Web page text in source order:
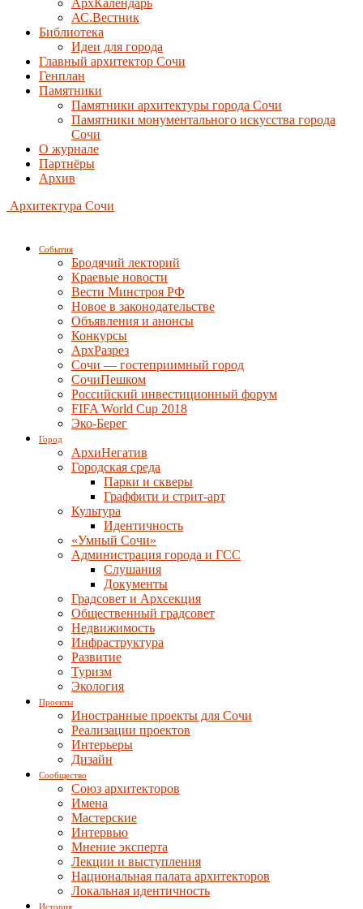
АрхКалендарь
АС.Вестник
Библиотека
Идеи для города
Главный архитектор Сочи
Генплан
Памятники
Памятники архитектуры города Сочи
Памятники монументального искусства города
Сочи
О журнале
Партнёры
Архив
Архитектура Сочи
События
Бродячий лекторий
Краевые новости
Вести Минстроя РФ
Новое в законодательстве
Объявления и анонсы
Конкурсы
АрхРазрез
Сочи — гостеприимный город
СочиПешком
Российский инвестиционный форум
FIFA World Cup 2018
Эко-Берег
Город
АрхиНегатив
Городская среда
Парки и скверы
Граффити и стрит-арт
Культура
Идентичность
«Умный Сочи»
Администрация города и ГСС
Слушания
Документы
Градсовет и Архсекция
Общественный градсовет
Недвижимость
Инфраструктура
Развитие
Туризм
Экология
Проекты
Иностранные проекты для Сочи
Реализации проектов
Интерьеры
Дизайн
Сообщество
Союз архитекторов
Имена
Мастерские
Интервью
Мнение эксперта
Лекции и выступления
Национальная палата архитекторов
Локальная идентичность
История